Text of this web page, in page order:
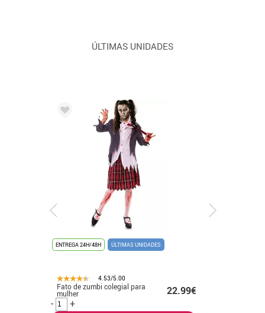
ÚLTIMAS UNIDADES
ENTREGA 24H/48H ÚLTIMAS UNIDADES
4.53/5.00
Fato de zumbi colegial para
mulher
22.99€
-
+